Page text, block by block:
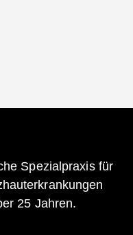
Spezialpraxis für
25 Jahren.